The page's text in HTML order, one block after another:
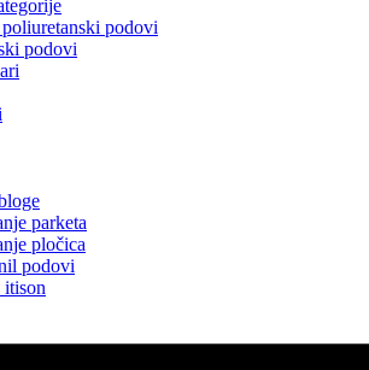
podovi
podovi
parketa
pločica
podovi
itison